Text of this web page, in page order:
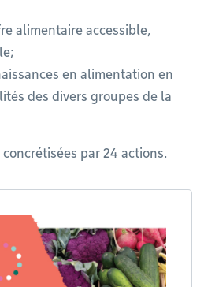
alimentaire accessible,
en alimentation en
des divers groupes de la
par 24 actions.